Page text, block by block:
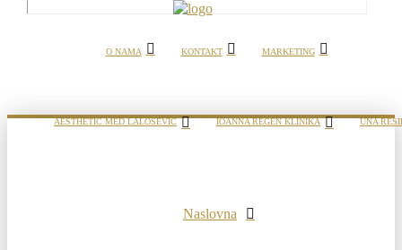
O NAMA KONTAKT MARKETING
AESTHETIC MED LALOŠEVIĆ IOANNA REGEN KLINIKA UNA
Naslovna